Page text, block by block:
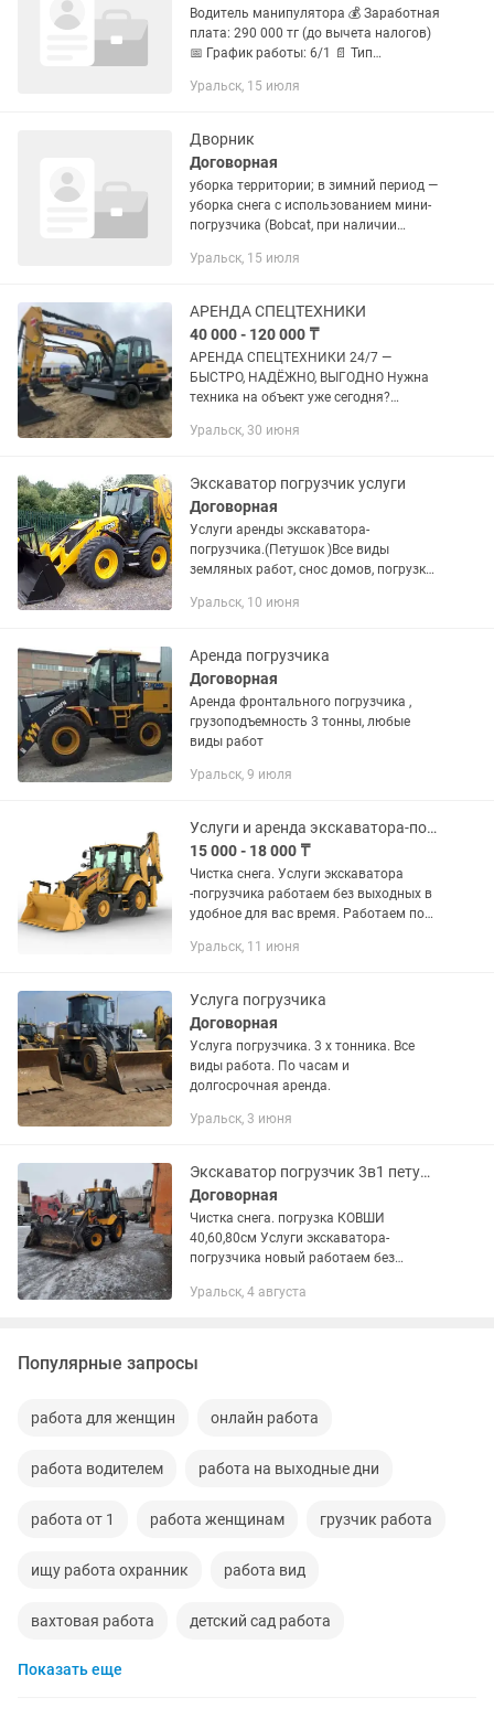
Водитель манипулятора 💰 Заработная
плата: 290 000 тг (до вычета налогов)
📅 График работы: 6/1 📄 Тип
Официальное трудоустройство по ТК
Уральск, 15 июля
Дворник
Договорная
уборка территории; в зимний период —
уборка снега с использованием мини-
погрузчика (Bobcat, при наличии
газонов; полив зеленых насаждений и
Уральск, 15 июля
АРЕНДА СПЕЦТЕХНИКИ
40 000 - 120 000 ₸
АРЕНДА СПЕЦТЕХНИКИ 24/7 —
БЫСТРО, НАДЁЖНО, ВЫГОДНО Нужна
техника на объект уже сегодня?
без простоев и лишних затрат. В
для...
Уральск, 30 июня
Экскаватор погрузчик услуги
Договорная
Услуги аренды экскаватора-
погрузчика.(Петушок )Все виды
земляных работ, снос домов, погрузка
Приемлемые цены. Наличный и
Договоримся!
Уральск, 10 июня
Аренда погрузчика
Договорная
Аренда фронтального погрузчика ,
грузоподъемность 3 тонны, любые
виды работ
Уральск, 9 июля
Услуги и аренда экскаватора-погрузчик
15 000 - 18 000 ₸
Чистка снега. Услуги экскаватора
-погрузчика работаем без выходных в
удобное для вас время. Работаем по
работы • Рытье
под...
Уральск, 11 июня
Услуга погрузчика
Договорная
Услуга погрузчика. 3 х тонника. Все
виды работа. По часам и
долгосрочная аренда.
Уральск, 3 июня
Экскаватор погрузчик 3в1 петушок вывоз мусора
Договорная
Чистка снега. погрузка КОВШИ
40,60,80см Услуги экскаватора-
погрузчика новый работаем без
удобное для Вас время. Работаем по
Уральск, 4 августа
Популярные запросы
работа для женщин онлайн работа
работа водителем работа на выходные дни
работа от 1 работа женщинам грузчик работа
ищу работа охранник работа вид
вахтовая работа детский сад работа
муж на час работа
Показать еще